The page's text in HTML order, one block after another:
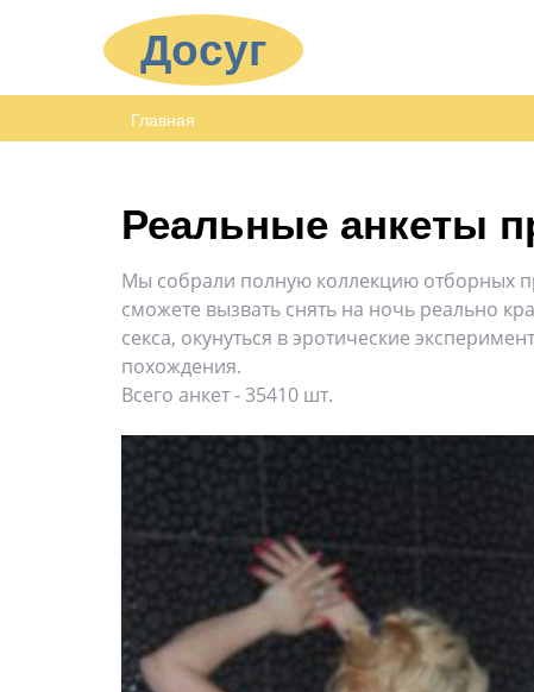
Досуг
Главная
Реальные анкеты
Мы собрали полную коллекцию отборных
сможете вызвать снять на ночь реально
секса, окунуться в эротические
похождения.
Всего анкет - 35410 шт.